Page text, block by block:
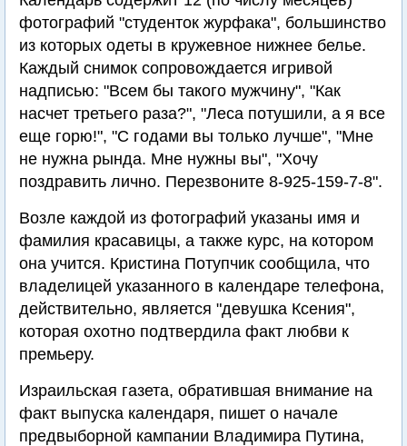
фотографий "студенток журфака", большинство
из которых одеты в кружевное нижнее белье.
Каждый снимок сопровождается игривой
надписью: "Всем бы такого мужчину", "Как
насчет третьего раза?", "Леса потушили, а я все
еще горю!", "С годами вы только лучше", "Мне
не нужна рында. Мне нужны вы", "Хочу
поздравить лично. Перезвоните 8-925-159-7-8".
Возле каждой из фотографий указаны имя и
фамилия красавицы, а также курс, на котором
она учится. Кристина Потупчик сообщила, что
владелицей указанного в календаре телефона,
действительно, является "девушка Ксения",
которая охотно подтвердила факт любви к
премьеру.
Израильская газета, обратившая внимание на
факт выпуска календаря, пишет о начале
предвыборной кампании Владимира Путина,